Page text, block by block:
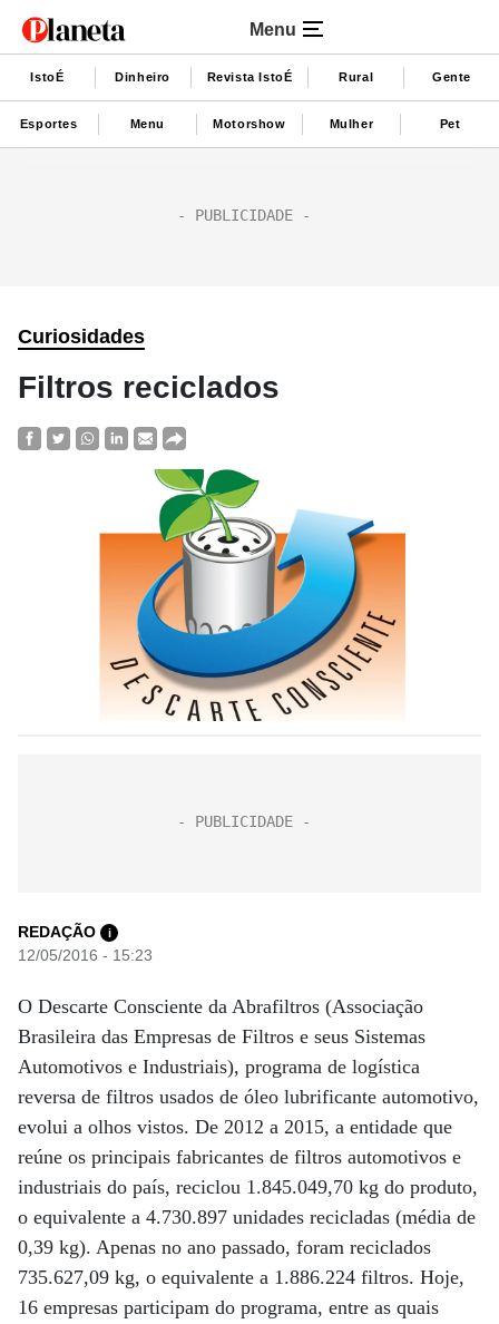
Menu
IstoÉ Dinheiro Revista IstoÉ Rural Gente
Esportes Menu Motorshow Mulher Pet
Curiosidades
Filtros reciclados
REDAÇÃO i
12/05/2016 - 15:23
O Descarte Consciente da Abrafiltros (Associação
Brasileira das Empresas de Filtros e seus Sistemas
Automotivos e Industriais), programa de logística
reversa de filtros usados de óleo lubrificante automotivo,
evolui a olhos vistos. De 2012 a 2015, a entidade que
reúne os principais fabricantes de filtros automotivos e
industriais do país, reciclou 1.845.049,70 kg do produto,
o equivalente a 4.730.897 unidades recicladas (média de
0,39 kg). Apenas no ano passado, foram reciclados
735.627,09 kg, o equivalente a 1.886.224 filtros. Hoje,
16 empresas participam do programa, entre as quais